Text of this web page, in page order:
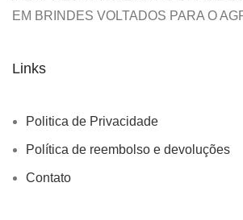
EM BRINDES VOLTADOS PARA O
Links
Politica de Privacidade
Política de reembolso e devoluções
Contato